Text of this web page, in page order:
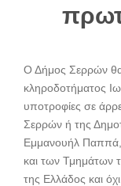
Ο Δήμος Σερρών
κληροδοτήματος
υποτροφίες σε
Σερρών ή της
Εμμανουήλ Παππά,
και των Τμημάτων
της Ελλάδος και όχι